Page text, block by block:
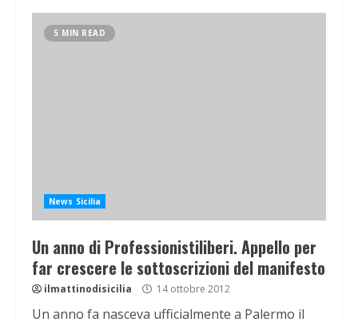
5 MIN READ
News Sicilia
Un anno di Professionistiliberi. Appello per
far crescere le sottoscrizioni del manifesto
ilmattinodisicilia 14 ottobre 2012
Un anno fa nasceva ufficialmente a Palermo il